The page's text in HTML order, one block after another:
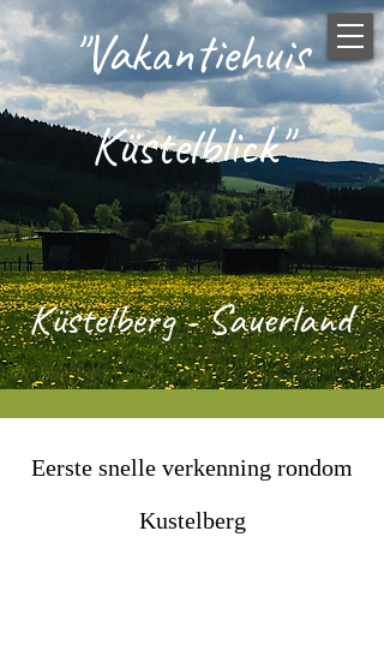
"Vakantiehuis
Küstelblick"
Küstelberg - Sauerland
Eerste snelle verkenning rondom
Kustelberg